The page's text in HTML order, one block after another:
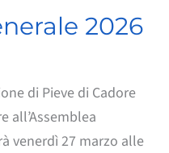
2026
di Pieve di Cadore
all’Assemblea
venerdì 27 marzo alle